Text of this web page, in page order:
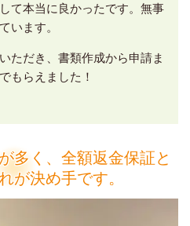
て本当に良かったです。無事
います。
ただき、書類作成から申請ま
もらえました！
多く、全額返金保証と
が決め手です。